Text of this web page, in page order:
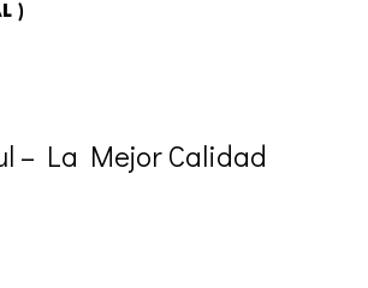
)
– La Mejor Calidad